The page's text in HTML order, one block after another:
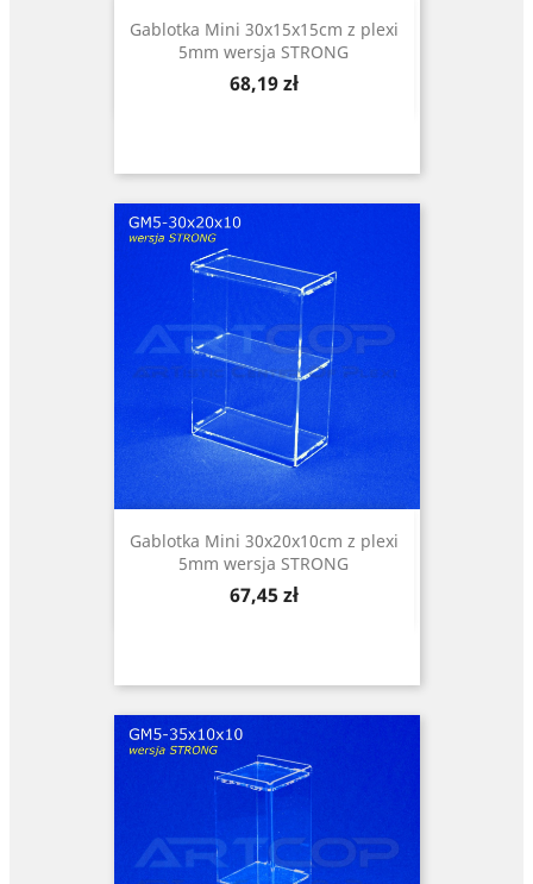
Gablotka Mini 30x15x15cm z plexi
5mm wersja STRONG
Cena
68,19 zł
Gablotka Mini 30x20x10cm z plexi
5mm wersja STRONG
Cena
67,45 zł